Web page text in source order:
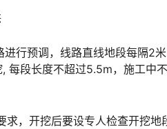
进行预调，线路直线地段每隔2
每段长度不超过5.5m，施工中
求，开挖后要设专人检查开挖